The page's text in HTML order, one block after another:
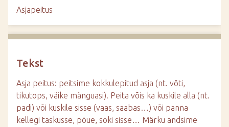
Asjapeitus
Tekst
Asja peitus: peitsime kokkulepitud asja (nt. võti,
tikutops, väike mänguasi). Peita võis ka kuskile alla (nt.
padi) või kuskile sisse (vaas, saabas…) või panna
kellegi taskusse, põue, soki sisse… Märku andsime